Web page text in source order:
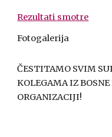
Rezultati smotre
Fotogalerija
ČESTITAMO SVIM
KOLEGAMA IZ BOSNE
ORGANIZACIJI!